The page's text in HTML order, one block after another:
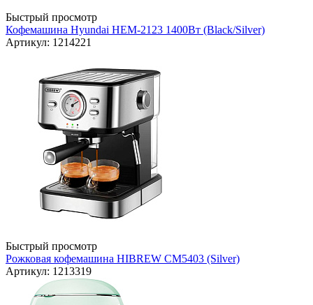
Быстрый просмотр
Кофемашина Hyundai HEM-2123 1400Вт (Black/Silver)
Артикул: 1214221
Быстрый просмотр
Рожковая кофемашина HIBREW CM5403 (Silver)
Артикул: 1213319